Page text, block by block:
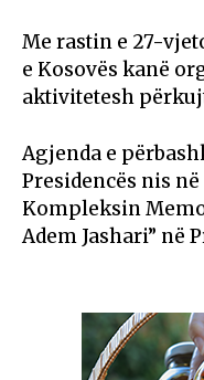
Me rastin e 27-
e Kosovës kanë
aktivitetesh
Agjenda e
Presidencës nis
Kompleksin
Adem Jashari” në